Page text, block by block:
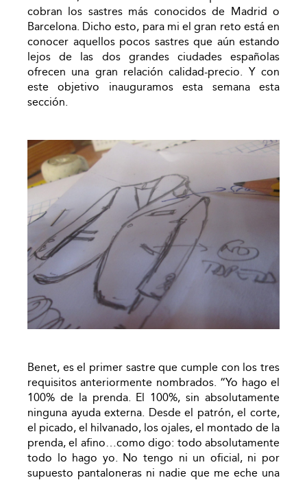
cobran los sastres más conocidos de Madrid o
Barcelona. Dicho esto, para mi el gran reto está en
conocer aquellos pocos sastres que aún estando
lejos de las dos grandes ciudades españolas
ofrecen una gran relación calidad-precio. Y con
este objetivo inauguramos esta semana esta
sección.
Benet, es el primer sastre que cumple con los tres
requisitos anteriormente nombrados. “Yo hago el
100% de la prenda. El 100%, sin absolutamente
ninguna ayuda externa. Desde el patrón, el corte,
el picado, el hilvanado, los ojales, el montado de la
prenda, el afino…como digo: todo absolutamente
todo lo hago yo. No tengo ni un oficial, ni por
supuesto pantaloneras ni nadie que me eche una